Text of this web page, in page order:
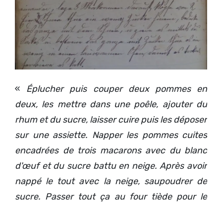
« Éplucher puis couper deux pommes en
deux, les mettre dans une poêle, ajouter du
rhum et du sucre, laisser cuire puis les déposer
sur une assiette. Napper les pommes cuites
encadrées de trois macarons avec du blanc
d'œuf et du sucre battu en neige. Après avoir
nappé le tout avec la neige, saupoudrer de
sucre. Passer tout ça au four tiède pour le